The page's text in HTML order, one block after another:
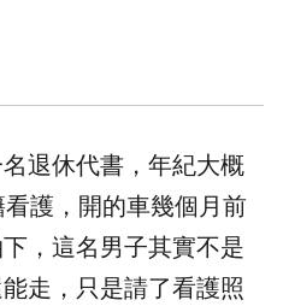
退休代書，年紀大概
護，開的車幾個月前
，這名男子其實不是
走，只是請了看護照